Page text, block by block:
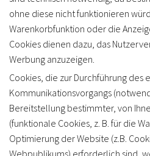
ohne diese nicht funktionieren
Warenkorbfunktion oder die
Cookies dienen dazu, das
Werbung anzuzeigen.
Cookies, die zur Durchführung des
Kommunikationsvorgangs
Bereitstellung bestimmter, von
(funktionale Cookies, z. B. für die
Optimierung der Website (z.B.
Webpublikums) erforderlich sind,